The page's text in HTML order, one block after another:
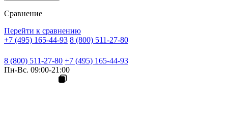
Сравнение
Перейти к сравнению
+7 (495) 165-44-93 8 (800) 511-27-80
8 (800) 511-27-80 +7 (495) 165-44-93
Пн-Вс. 09:00-21:00